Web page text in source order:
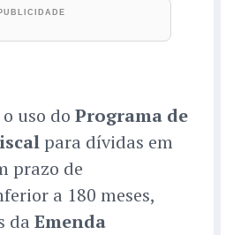
uso do Programa de
para dívidas em
prazo de
a 180 meses,
da Emenda